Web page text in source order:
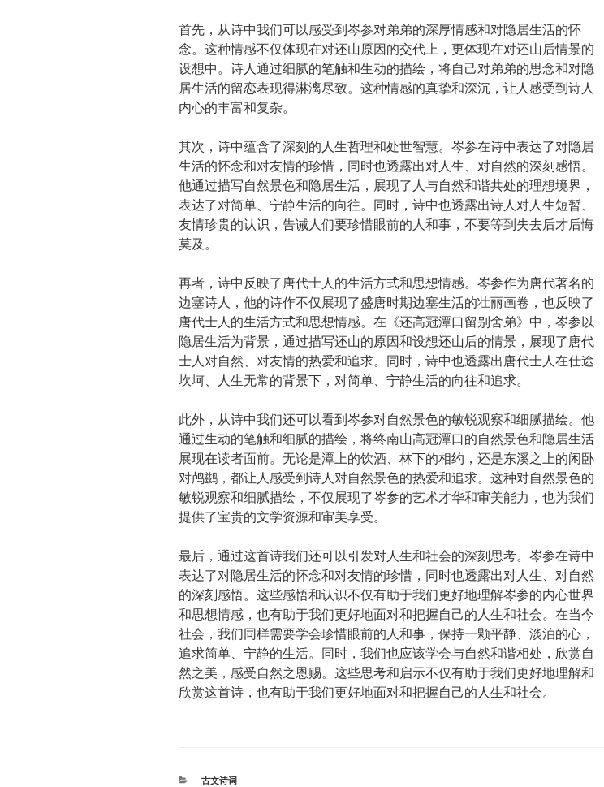
首先，从诗中我们可以感受到岑参对弟弟的深厚情感和对隐居生活的怀
念。这种情感不仅体现在对还山原因的交代上，更体现在对还山后情景的
设想中。诗人通过细腻的笔触和生动的描绘，将自己对弟弟的思念和对隐
居生活的留恋表现得淋漓尽致。这种情感的真挚和深沉，让人感受到诗人
内心的丰富和复杂。
其次，诗中蕴含了深刻的人生哲理和处世智慧。岑参在诗中表达了对隐居
生活的怀念和对友情的珍惜，同时也透露出对人生、对自然的深刻感悟。
他通过描写自然景色和隐居生活，展现了人与自然和谐共处的理想境界，
表达了对简单、宁静生活的向往。同时，诗中也透露出诗人对人生短暂、
友情珍贵的认识，告诫人们要珍惜眼前的人和事，不要等到失去后才后悔
莫及。
再者，诗中反映了唐代士人的生活方式和思想情感。岑参作为唐代著名的
边塞诗人，他的诗作不仅展现了盛唐时期边塞生活的壮丽画卷，也反映了
唐代士人的生活方式和思想情感。在《还高冠潭口留别舍弟》中，岑参以
隐居生活为背景，通过描写还山的原因和设想还山后的情景，展现了唐代
士人对自然、对友情的热爱和追求。同时，诗中也透露出唐代士人在仕途
坎坷、人生无常的背景下，对简单、宁静生活的向往和追求。
此外，从诗中我们还可以看到岑参对自然景色的敏锐观察和细腻描绘。他
通过生动的笔触和细腻的描绘，将终南山高冠潭口的自然景色和隐居生活
展现在读者面前。无论是潭上的饮酒、林下的相约，还是东溪之上的闲卧
对鸬鹚，都让人感受到诗人对自然景色的热爱和追求。这种对自然景色的
敏锐观察和细腻描绘，不仅展现了岑参的艺术才华和审美能力，也为我们
提供了宝贵的文学资源和审美享受。
最后，通过这首诗我们还可以引发对人生和社会的深刻思考。岑参在诗中
表达了对隐居生活的怀念和对友情的珍惜，同时也透露出对人生、对自然
的深刻感悟。这些感悟和认识不仅有助于我们更好地理解岑参的内心世界
和思想情感，也有助于我们更好地面对和把握自己的人生和社会。在当今
社会，我们同样需要学会珍惜眼前的人和事，保持一颗平静、淡泊的心，
追求简单、宁静的生活。同时，我们也应该学会与自然和谐相处，欣赏自
然之美，感受自然之恩赐。这些思考和启示不仅有助于我们更好地理解和
欣赏这首诗，也有助于我们更好地面对和把握自己的人生和社会。
分
古文诗词